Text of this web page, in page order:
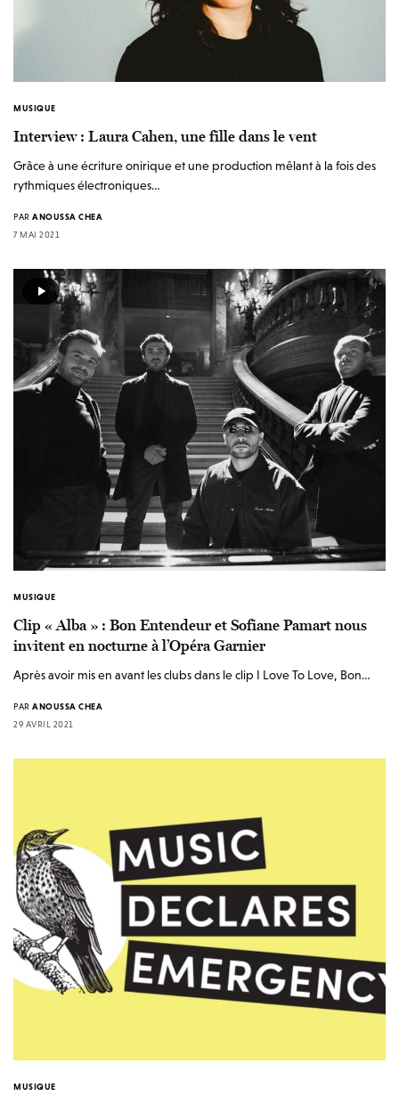
MUSIQUE
Interview : Laura Cahen, une fille dans le vent
Grâce à une écriture onirique et une production mêlant à la fois des
rythmiques électroniques…
PAR ANOUSSA CHEA
7 MAI 2021
MUSIQUE
Clip « Alba » : Bon Entendeur et Sofiane Pamart nous
invitent en nocturne à l’Opéra Garnier
Après avoir mis en avant les clubs dans le clip I Love To Love, Bon…
PAR ANOUSSA CHEA
29 AVRIL 2021
MUSIQUE